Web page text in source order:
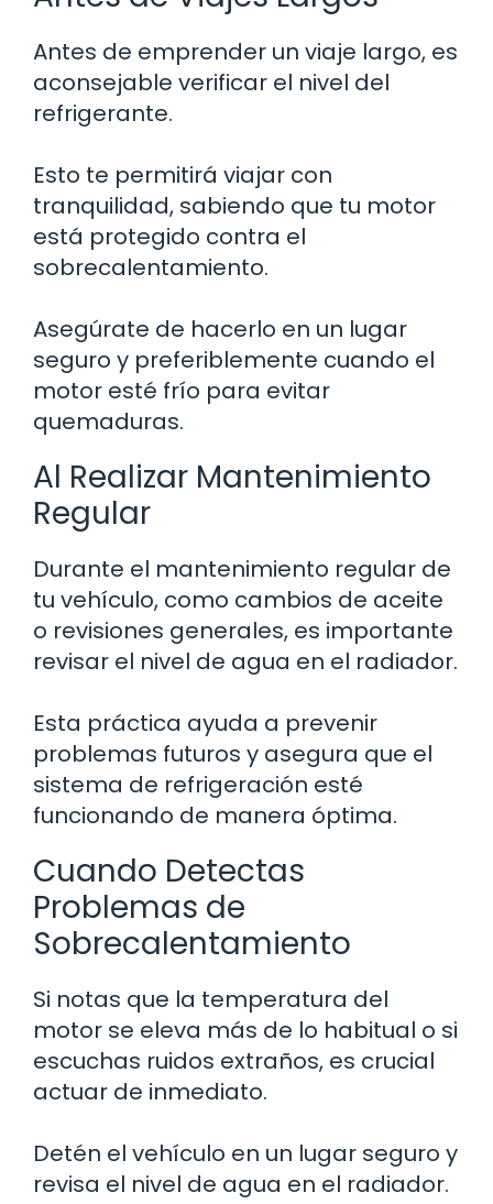
Antes de emprender un viaje largo, es
aconsejable verificar el nivel del
refrigerante.
Esto te permitirá viajar con
tranquilidad, sabiendo que tu motor
está protegido contra el
sobrecalentamiento.
Asegúrate de hacerlo en un lugar
seguro y preferiblemente cuando el
motor esté frío para evitar
quemaduras.
Al Realizar Mantenimiento
Regular
Durante el mantenimiento regular de
tu vehículo, como cambios de aceite
o revisiones generales, es importante
revisar el nivel de agua en el radiador.
Esta práctica ayuda a prevenir
problemas futuros y asegura que el
sistema de refrigeración esté
funcionando de manera óptima.
Cuando Detectas
Problemas de
Sobrecalentamiento
Si notas que la temperatura del
motor se eleva más de lo habitual o si
escuchas ruidos extraños, es crucial
actuar de inmediato.
Detén el vehículo en un lugar seguro y
revisa el nivel de agua en el radiador.